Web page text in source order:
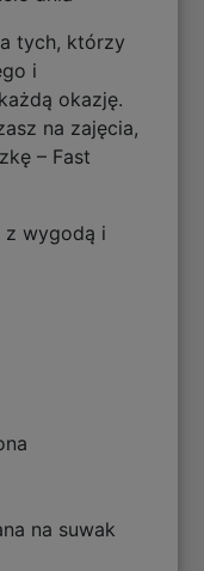
tych, którzy
i
okazję.
na zajęcia,
– Fast
z wygodą i
na suwak